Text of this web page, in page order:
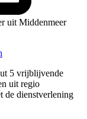
uit Middenmeer
5 vrijblijvende
uit regio
de dienstverlening